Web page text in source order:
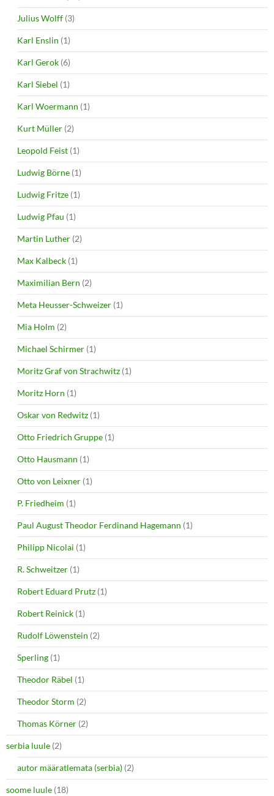
Julius Wolff (3)
Karl Enslin (1)
Karl Gerok (6)
Karl Siebel (1)
Karl Woermann (1)
Kurt Müller (2)
Leopold Feist (1)
Ludwig Börne (1)
Ludwig Fritze (1)
Ludwig Pfau (1)
Martin Luther (2)
Max Kalbeck (1)
Maximilian Bern (2)
Meta Heusser-Schweizer (1)
Mia Holm (2)
Michael Schirmer (1)
Moritz Graf von Strachwitz (1)
Moritz Horn (1)
Oskar von Redwitz (1)
Otto Friedrich Gruppe (1)
Otto Hausmann (1)
Otto von Leixner (1)
P. Friedheim (1)
Paul August Theodor Ferdinand Hagemann (1)
Philipp Nicolai (1)
R. Schweitzer (1)
Robert Eduard Prutz (1)
Robert Reinick (1)
Rudolf Löwenstein (2)
Sperling (1)
Theodor Räbel (1)
Theodor Storm (2)
Thomas Körner (2)
serbia luule (2)
autor määratlemata (serbia) (2)
soome luule (18)